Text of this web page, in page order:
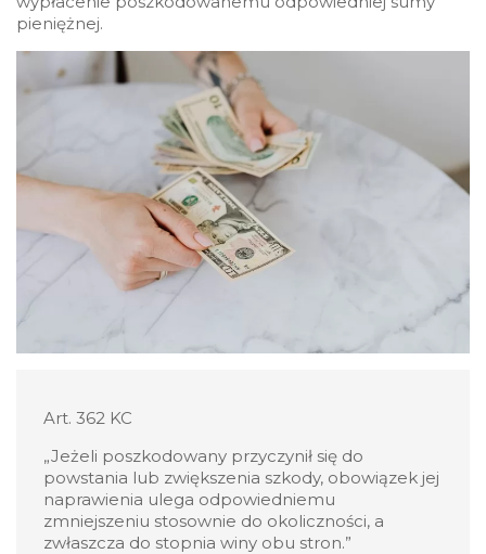
pieniężnej.
Art. 362 KC
„Jeżeli poszkodowany przyczynił się do
powstania lub zwiększenia szkody, obowiązek jej
naprawienia ulega odpowiedniemu
zmniejszeniu stosownie do okoliczności, a
zwłaszcza do stopnia winy obu stron.”